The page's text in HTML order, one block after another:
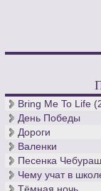
Bring Me To Life
День Победы
Дороги
Валенки
Песенка
Чему учат в